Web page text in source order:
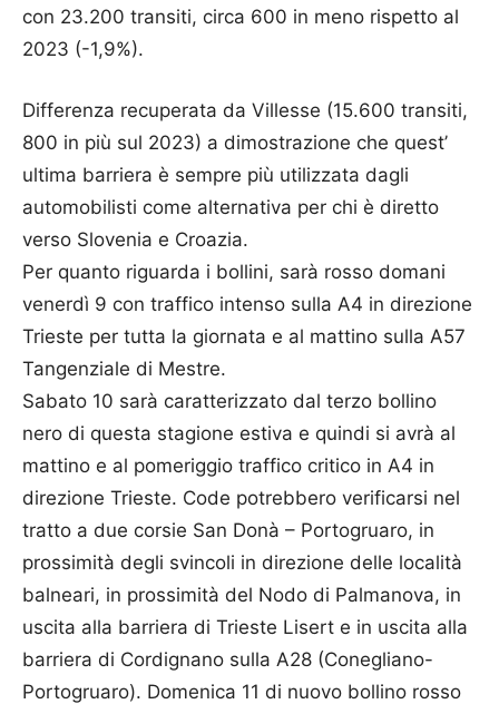
con 23.200 transiti, circa 600 in meno rispetto al
2023 (-1,9%).
Differenza recuperata da Villesse (15.600 transiti,
800 in più sul 2023) a dimostrazione che quest’
ultima barriera è sempre più utilizzata dagli
automobilisti come alternativa per chi è diretto
verso Slovenia e Croazia.
Per quanto riguarda i bollini, sarà rosso domani
venerdì 9 con traffico intenso sulla A4 in direzione
Trieste per tutta la giornata e al mattino sulla A57
Tangenziale di Mestre.
Sabato 10 sarà caratterizzato dal terzo bollino
nero di questa stagione estiva e quindi si avrà al
mattino e al pomeriggio traffico critico in A4 in
direzione Trieste. Code potrebbero verificarsi nel
tratto a due corsie San Donà – Portogruaro, in
prossimità degli svincoli in direzione delle località
balneari, in prossimità del Nodo di Palmanova, in
uscita alla barriera di Trieste Lisert e in uscita alla
barriera di Cordignano sulla A28 (Conegliano-
Portogruaro). Domenica 11 di nuovo bollino rosso